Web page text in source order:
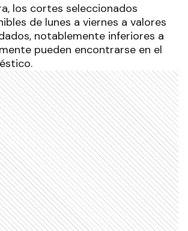
los cortes seleccionados
de lunes a viernes a valores
notablemente inferiores a
pueden encontrarse en el